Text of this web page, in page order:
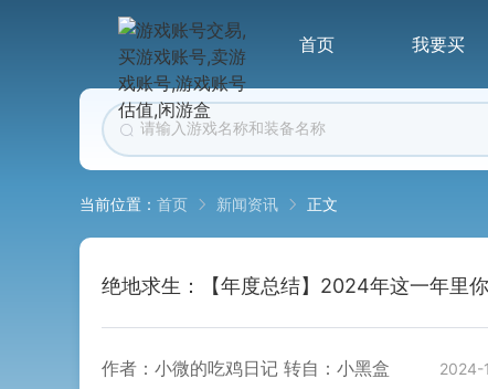
首页 我要买
当前位置： 首页 新闻资讯 正文
绝地求生：【年度总结】2024年这一年里
作者：小微的吃鸡日记 转自：小黑盒 2024-